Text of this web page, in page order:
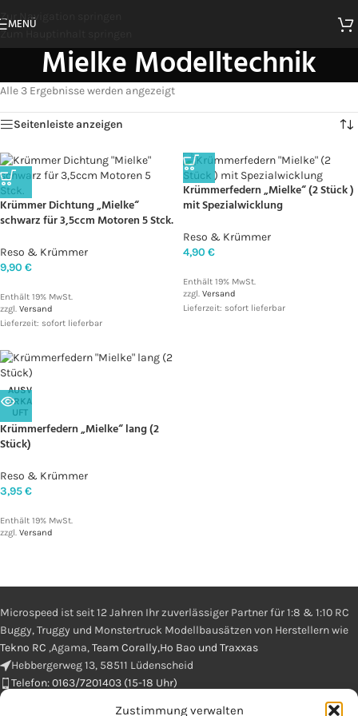
Zustimmung verwalten
Zur Navigation springen
Zum Hauptinhalt springen
MENÜ
Mielke Modelltechnik
Alle 3 Ergebnisse werden angezeigt
Seitenleiste anzeigen
Krümmer Dichtung „Mielke“
schwarz für 3,5ccm Motoren 5 Stck.
Reso & Krümmer
9,90 €
Enthält 19% MwSt.
zzgl. Versand
Lieferzeit: sofort lieferbar
Krümmerfedern „Mielke“ (2 Stück )
mit Spezialwicklung
Reso & Krümmer
4,90 €
Enthält 19% MwSt.
zzgl. Versand
Lieferzeit: sofort lieferbar
AUSV
ERKA
UFT
Krümmerfedern „Mielke“ lang (2
Stück)
Reso & Krümmer
3,95€
Enthält 19% MwSt.
zzgl. Versand
Microspeed ist seit 12 Jahren Ihr zuverlässiger Partner für 1:8 & 1:10 RC
Buggy, Truggy und Monstertruck Modellbausätzen von Herstellern wie
Tekno RC ,Agama,Team Corally,Ho Bao und Traxxas
Hebbergerweg 13, 58511 Lüdenscheid
Telefon: 0163/7201403 (15-18 Uhr)